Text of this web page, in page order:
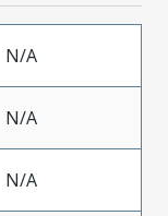
N/A
N/A
N/A